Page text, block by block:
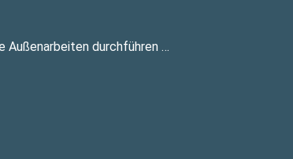
Außenarbeiten durchführen …